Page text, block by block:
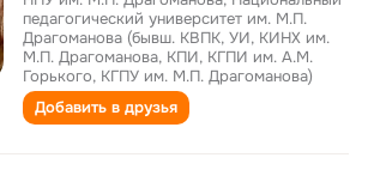
педагогический университет им. М.П.
Драгоманова (бывш. КВПК, УИ, КИНХ им.
М.П. Драгоманова, КПИ, КГПИ им. А.М.
Горького, КГПУ им. М.П. Драгоманова)
Добавить в друзья